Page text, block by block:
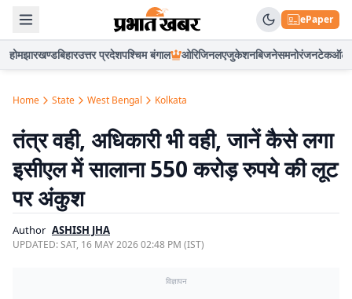
ePaper
होमझारखण्डबिहारउत्तर प्रदेशपश्चिम बंगाल ओरिजिनलएजुकेशनबिजनेसमनोरंजनटेकऑटो
Home State West Bengal Kolkata
तंत्र वही, अधिकारी भी वही, जानें कैसे लगा
इसीएल में सालाना 550 करोड़ रुपये की लूट
पर अंकुश
Author ASHISH JHA
UPDATED:SAT, 16 MAY 2026 02:48 PM (IST)
विज्ञापन